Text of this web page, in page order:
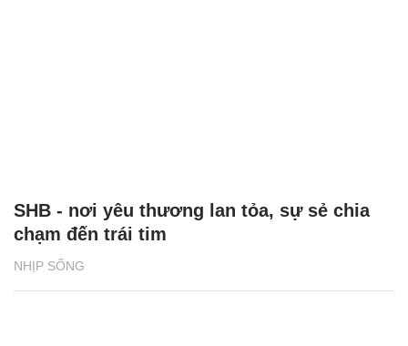
NHỊP SỐNG
SHB - nơi yêu thương lan tỏa, sự sẻ chia
chạm đến trái tim